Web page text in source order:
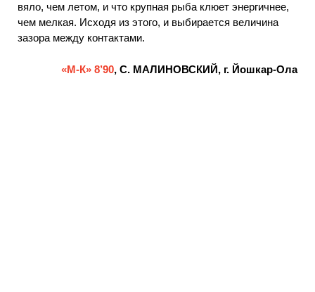
вяло, чем летом, и что крупная рыба клюет энергичнее,
чем мелкая. Исходя из этого, и выбирается величина
зазора между контактами.
«М-К» 8’90, С. МАЛИНОВСКИЙ, г. Йошкар-Ола